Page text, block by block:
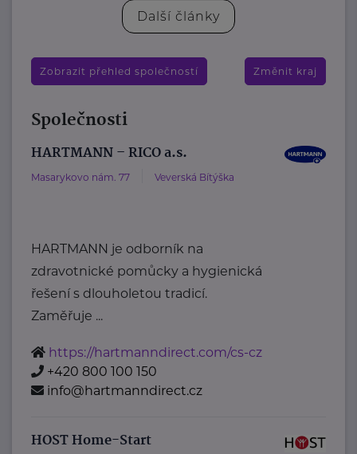
Další články
Zobrazit přehled společností Změnit kraj
Společnosti
HARTMANN – RICO a.s.
Masarykovo nám. 77 Veverská Bítýška
HARTMANN je odborník na
zdravotnické pomůcky a hygienická
řešení s dlouholetou tradicí.
Zaměřuje ...
https://hartmanndirect.com/cs-cz
+420 800 100 150
info@hartmanndirect.cz
HOST Home-Start